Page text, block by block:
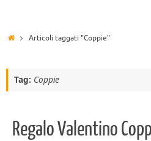
Articoli taggati "Coppie"
Tag: Coppie
Regalo Valentino